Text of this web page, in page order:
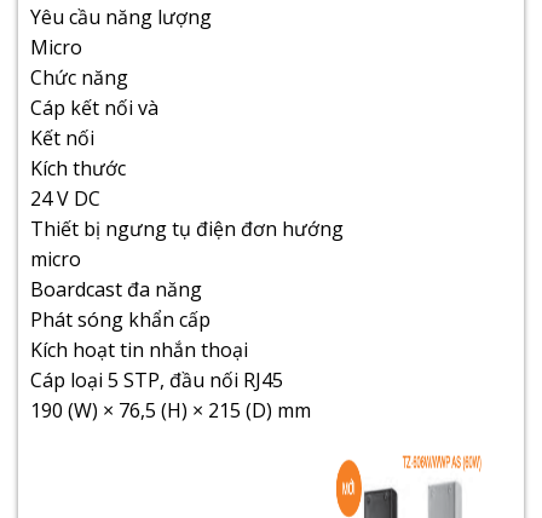
Yêu cầu năng lượng
Micro
Chức năng
Cáp kết nối và
Kết nối
Kích thước
24 V DC
Thiết bị ngưng tụ điện đơn hướng
micro
Boardcast đa năng
Phát sóng khẩn cấp
Kích hoạt tin nhắn thoại
Cáp loại 5 STP, đầu nối RJ45
190 (W) × 76,5 (H) × 215 (D) mm